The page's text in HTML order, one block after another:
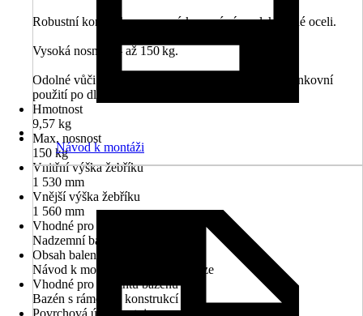
Robustní konstrukce – pevný kovový rám z lakované oceli.
Vysoká nosnost – až 150 kg.
Odolné vůči povětrnostním vlivům – vhodné pro venkovní
použití po dlouhou dobu.
Hmotnost
9,57 kg
Max. nosnost
150 kg
Vnitřní výška žebříku
1 530 mm
Vnější výška žebříku
1 560 mm
Vhodné pro typ bazénu
Nadzemní bazén
Obsah balení
Návod k montáži, Návod k obsluze
Vhodné pro variantu bazénu
Bazén s rámovou konstrukcí
Povrchová úprava stojanu
Návod k montáži